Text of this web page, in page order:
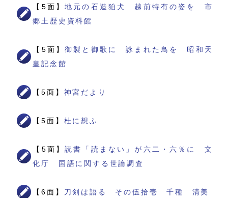
【5面】地元の石造狛犬 越前特有の姿を 市
郷土歴史資料館
【5面】御製と御歌に 詠まれた鳥を 昭和天
皇記念館
【5面】 神宮だより
【5面】 杜に想ふ
【5面】読書「読まない」が六二・六％に 文
化庁 国語に関する世論調査
【6面】 刀剣は語る その伍拾壱 千種 清美